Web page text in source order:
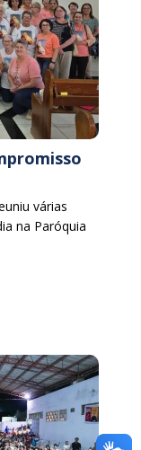
várias
na Paróquia